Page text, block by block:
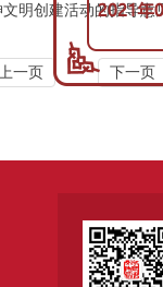
创建活动的指导意见（
一页 下一页